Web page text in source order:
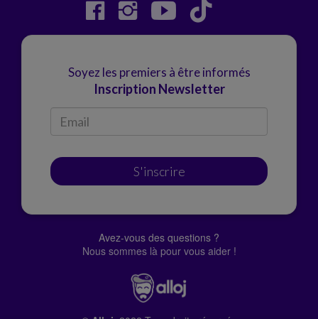
Soyez les premiers à être informés
Inscription Newsletter
S'inscrire
Avez-vous des questions ?
Nous sommes là pour vous aider !